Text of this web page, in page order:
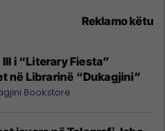
Reklamo këtu
i “Literary Fiesta”
në Librarinë “Dukagjini”
Bookstore